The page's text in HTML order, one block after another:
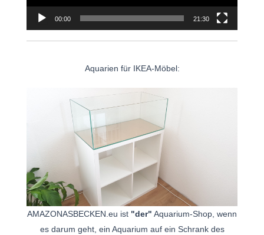
00:00 21:30
Aquarien für IKEA-Möbel:
AMAZONASBECKEN.eu ist "der" Aquarium-Shop, wenn
es darum geht, ein Aquarium auf ein Schrank des